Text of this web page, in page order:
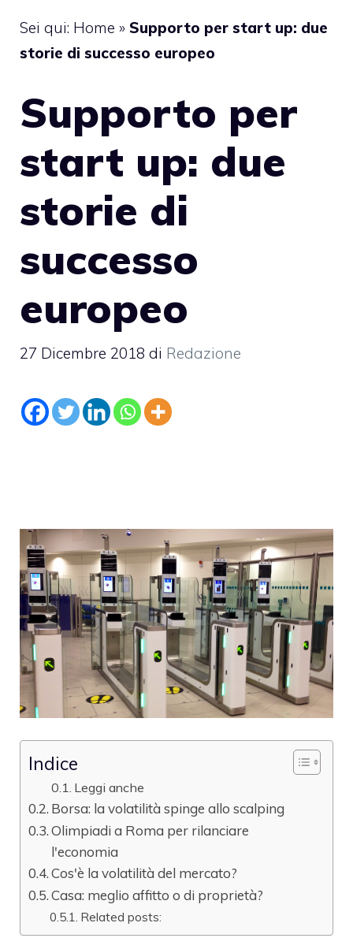
Sei qui: Home » Supporto per start up: due
storie di successo europeo
Supporto per
start up: due
storie di
successo
europeo
27 Dicembre 2018 di Redazione
Indice
Leggi anche
Borsa: la volatilità spinge allo scalping
Olimpiadi a Roma per rilanciare
l'economia
Cos'è la volatilità del mercato?
Casa: meglio affitto o di proprietà?
Related posts: